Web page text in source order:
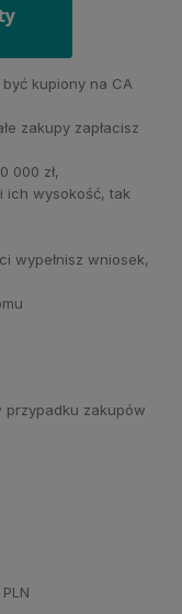
kupiony na CA
zakupy zapłacisz
000 zł,
ich wysokość, tak
wypełnisz wniosek,
przypadku zakupów